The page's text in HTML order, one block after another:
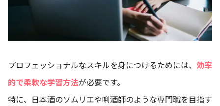
プロフェッショナルなスキルを身につけるためには、 効率
的で柔軟な学習方法が必要です。
特に、日本酒のソムリエや唎酒師のような専門職を目指す